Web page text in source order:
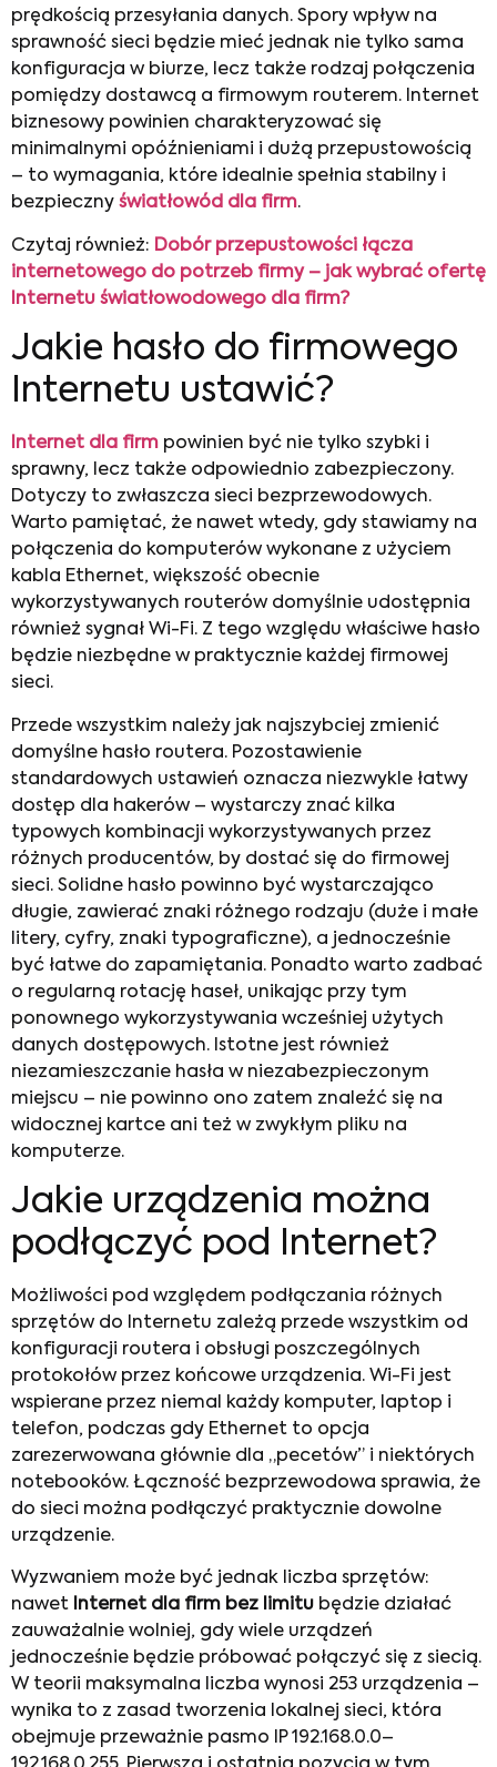
prędkością przesyłania danych. Spory wpływ na
sprawność sieci będzie mieć jednak nie tylko sama
konfiguracja w biurze, lecz także rodzaj połączenia
pomiędzy dostawcą a firmowym routerem. Internet
biznesowy powinien charakteryzować się
minimalnymi opóźnieniami i dużą przepustowością
– to wymagania, które idealnie spełnia stabilny i
bezpieczny światłowód dla firm.
Czytaj również: Dobór przepustowości łącza
internetowego do potrzeb firmy – jak wybrać ofertę
Internetu światłowodowego dla firm?
Jakie hasło do firmowego
Internetu ustawić?
Internet dla firm powinien być nie tylko szybki i
sprawny, lecz także odpowiednio zabezpieczony.
Dotyczy to zwłaszcza sieci bezprzewodowych.
Warto pamiętać, że nawet wtedy, gdy stawiamy na
połączenia do komputerów wykonane z użyciem
kabla Ethernet, większość obecnie
wykorzystywanych routerów domyślnie udostępnia
również sygnał Wi-Fi. Z tego względu właściwe hasło
będzie niezbędne w praktycznie każdej firmowej
sieci.
Przede wszystkim należy jak najszybciej zmienić
domyślne hasło routera. Pozostawienie
standardowych ustawień oznacza niezwykle łatwy
dostęp dla hakerów – wystarczy znać kilka
typowych kombinacji wykorzystywanych przez
różnych producentów, by dostać się do firmowej
sieci. Solidne hasło powinno być wystarczająco
długie, zawierać znaki różnego rodzaju (duże i małe
litery, cyfry, znaki typograficzne), a jednocześnie
być łatwe do zapamiętania. Ponadto warto zadbać
o regularną rotację haseł, unikając przy tym
ponownego wykorzystywania wcześniej użytych
danych dostępowych. Istotne jest również
niezamieszczanie hasła w niezabezpieczonym
miejscu – nie powinno ono zatem znaleźć się na
widocznej kartce ani też w zwykłym pliku na
komputerze.
Jakie urządzenia można
podłączyć pod Internet?
Możliwości pod względem podłączania różnych
sprzętów do Internetu zależą przede wszystkim od
konfiguracji routera i obsługi poszczególnych
protokołów przez końcowe urządzenia. Wi-Fi jest
wspierane przez niemal każdy komputer, laptop i
telefon, podczas gdy Ethernet to opcja
zarezerwowana głównie dla „pecetów” i niektórych
notebooków. Łączność bezprzewodowa sprawia, że
do sieci można podłączyć praktycznie dowolne
urządzenie.
Wyzwaniem może być jednak liczba sprzętów:
nawet Internet dla firm bez limitu będzie działać
zauważalnie wolniej, gdy wiele urządzeń
jednocześnie będzie próbować połączyć się z siecią.
W teorii maksymalna liczba wynosi 253 urządzenia –
wynika to z zasad tworzenia lokalnej sieci, która
obejmuje przeważnie pasmo IP 192.168.0.0–